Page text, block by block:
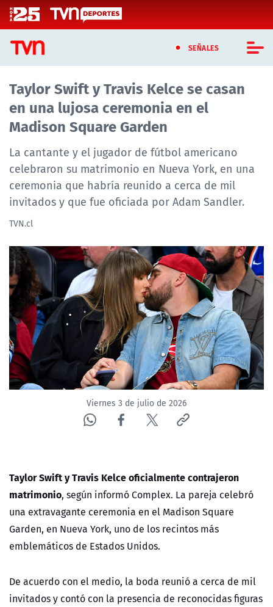
Click acá para ir directamente al contenido
SEÑALES
CASTING MASTERCHEF CHILE
CASTING TVN VERTICAL
TVN VERTICAL
TVN PLAY
PROGRAMAS
NTV
ACTUALIDAD Y TENDENCIAS
CORPORATIVO Y TRANSPARENCIA
CANAL DE DENUNCIAS
ÁREA DE PROYECTOS
Taylor Swift y Travis Kelce se casan
en una lujosa ceremonia en el
Madison Square Garden
La cantante y el jugador de fútbol americano
celebraron su matrimonio en Nueva York, en una
ceremonia que habría reunido a cerca de mil
invitados y que fue oficiada por Adam Sandler.
TVN.cl
Viernes 3 de julio de 2026
Taylor Swift y Travis Kelce oficialmente contrajeron
matrimonio, según informó Complex. La pareja celebró
una extravagante ceremonia en el Madison Square
Garden, en Nueva York, uno de los recintos más
emblemáticos de Estados Unidos.
De acuerdo con el medio, la boda reunió a cerca de mil
invitados y contó con la presencia de reconocidas figuras